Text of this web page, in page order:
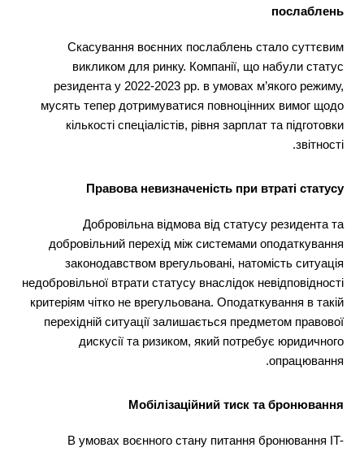
послаблень
Скасування воєнних послаблень стало суттєвим
викликом для ринку. Компанії, що набули статус
резидента у 2022-2023 рр. в умовах м’якого режиму,
мусять тепер дотримуватися повноцінних вимог щодо
кількості спеціалістів, рівня зарплат та підготовки
звітності.
Правова невизначеність при втраті статусу
Добровільна відмова від статусу резидента та
добровільний перехід між системами оподаткування
законодавством врегульовані, натомість ситуація
недобровільної втрати статусу внаслідок невідповідності
критеріям чітко не врегульована. Оподаткування в такій
перехідній ситуації залишається предметом правової
дискусії та ризиком, який потребує юридичного
опрацювання.
Мобілізаційний тиск та бронювання
В умовах воєнного стану питання бронювання IT-